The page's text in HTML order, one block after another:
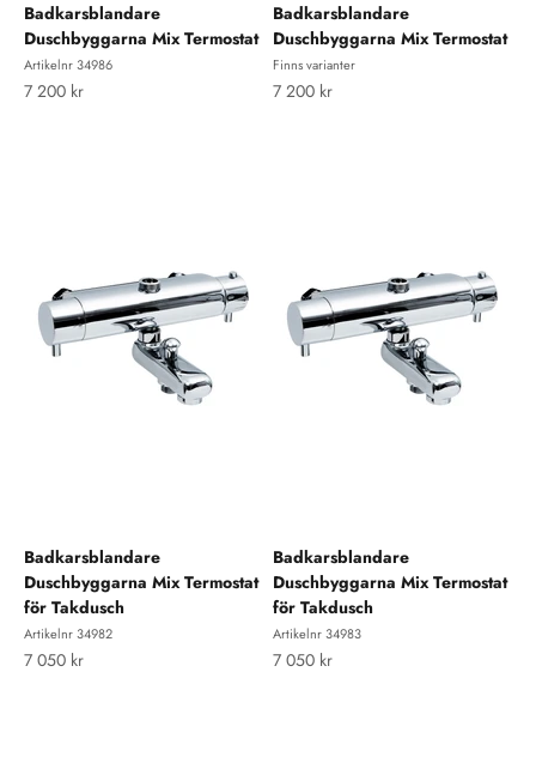
Badkarsblandare
Duschbyggarna Mix Termostat
Artikelnr 34986
REA-pris
7 200 kr
Badkarsblandare
Duschbyggarna Mix Termostat
Finns varianter
REA-pris
7 200 kr
Badkarsblandare
Duschbyggarna Mix Termostat
för Takdusch
Artikelnr 34982
REA-pris
7 050 kr
Badkarsblandare
Duschbyggarna Mix Termostat
för Takdusch
Artikelnr 34983
REA-pris
7 050 kr